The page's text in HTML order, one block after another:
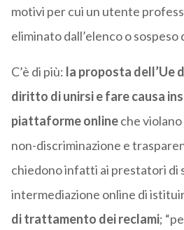
motivi per cui un utente
eliminato dall’elenco o sospeso
C’è di più: la proposta dell’Ue
diritto di unirsi e fare causa
piattaforme onlineche violano
non-discriminazione e
chiedono infatti ai prestatori di
intermediazione online di
di trattamento dei reclami;